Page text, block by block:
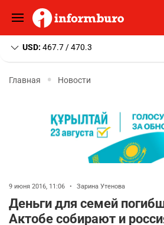
USD: 467.7 / 470.3
Главная Новости
9 июня 2016, 11:06 • Зарина Утенова
Деньги для семей
Актобе собирают и